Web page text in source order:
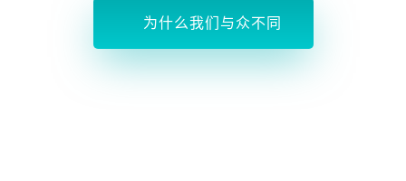
为什么我们与众不同